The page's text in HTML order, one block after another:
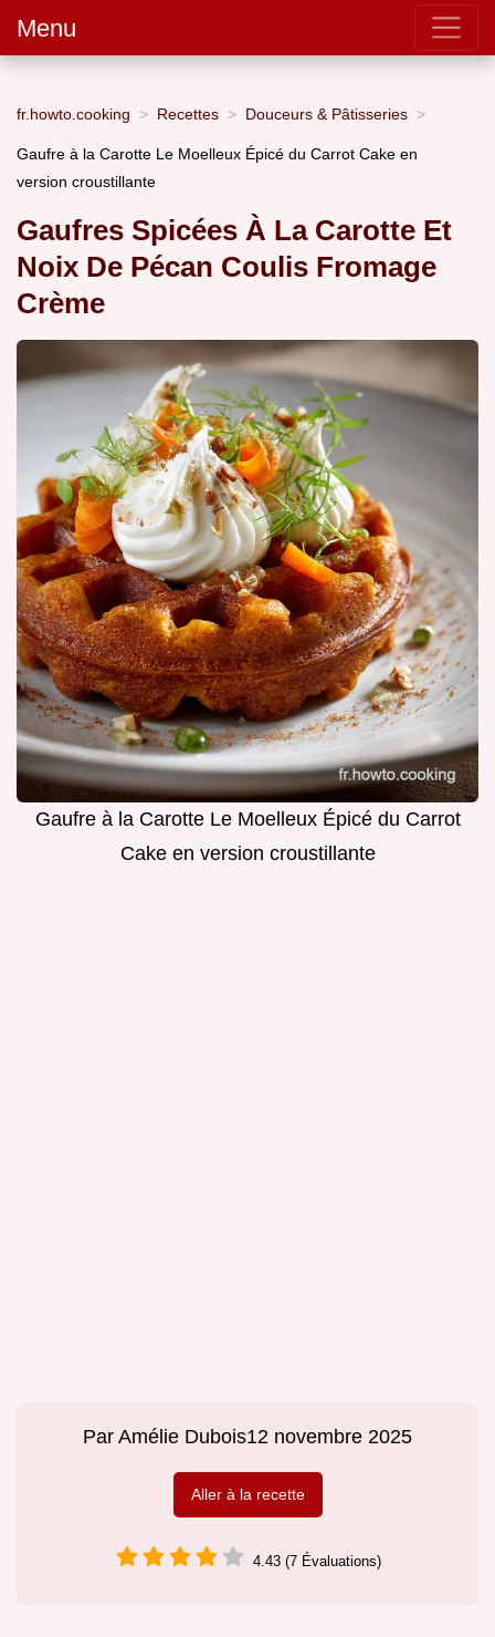
Menu
fr.howto.cooking Recettes Douceurs & Pâtisseries
Gaufre à la Carotte Le Moelleux Épicé du Carrot Cake en
version croustillante
Gaufres Spicées À La Carotte Et
Noix De Pécan Coulis Fromage
Crème
Gaufre à la Carotte Le Moelleux Épicé du Carrot
Cake en version croustillante
Par Amélie Dubois12 novembre 2025
Aller à la recette
4.43 (7 Évaluations)